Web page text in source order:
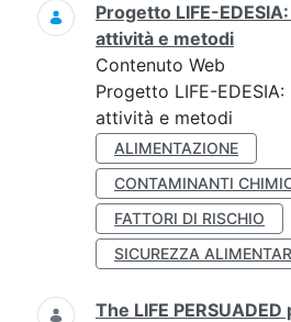
Progetto LIFE-
attività e metodi
Contenuto Web
Progetto LIFE-
attività e metodi
ALIMENTAZIONE
CONTAMINANTI
FATTORI DI RISCHIO
SICUREZZA
The LIFE